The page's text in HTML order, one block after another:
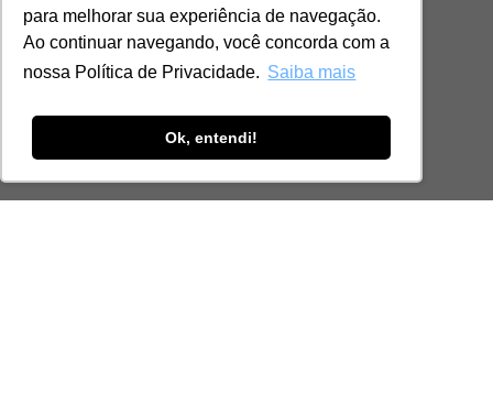
para melhorar sua experiência de navegação.
Ao continuar navegando, você concorda com a
nossa Política de Privacidade. Saiba mais
Ok, entendi!